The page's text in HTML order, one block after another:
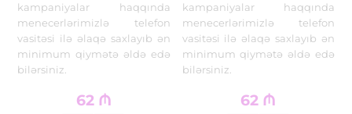
kampaniyalar haqqında
menecerlərimizlə telefon
vasitəsi ilə əlaqə saxlayıb ən
minimum qiymətə əldə edə
bilərsiniz.
62 ₼
kampaniyalar haqqında
menecerlərimizlə telefon
vasitəsi ilə əlaqə saxlayıb ən
minimum qiymətə əldə edə
bilərsiniz.
62 ₼